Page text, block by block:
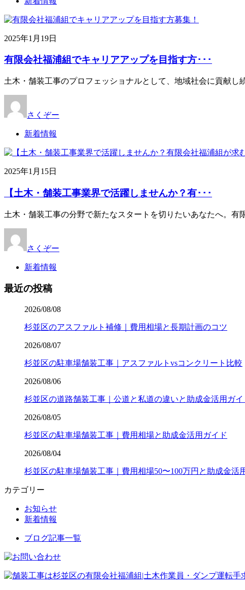
2025年1月19日
有限会社福浦組でキャリアアップを目指す方･･･
土木・舗装工事のプロフェッショナルとして、地域社会に貢献
さくぞー
新着情報
2025年1月15日
【土木・舗装工事業界で活躍しませんか？有･･･
土木・舗装工事の分野で新たなスタートを切りたいあなたへ。
さくぞー
新着情報
最近の投稿
2026/08/08
杉並区のアスファルト補修｜費用相場と長期計画のコツ
2026/08/07
杉並区の駐車場舗装工事｜アスファルトvsコンクリート比較
2026/08/06
杉並区の道路舗装工事｜公道と私道の違いと助成金活用ガイ
2026/08/05
杉並区の駐車場舗装工事｜費用相場と助成金活用ガイド
2026/08/04
杉並区の駐車場舗装工事｜費用相場50〜100万円と助成金活
カテゴリー
お知らせ
新着情報
ブログ記事一覧